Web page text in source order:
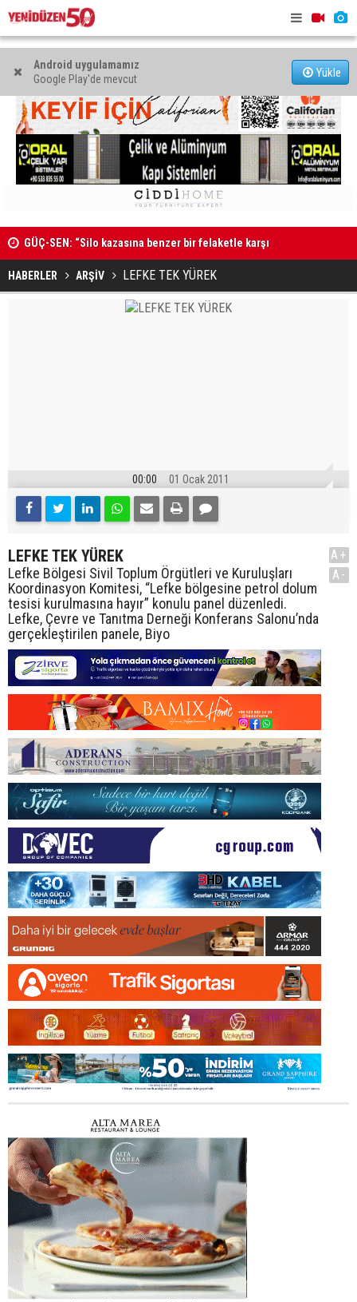
Android uygulamamız
Google Play'de mevcut
Yükle
GÜÇ-SEN: “Silo kazasına benzer bir felaketle karşı
karşıya kalınmaması adına harekete geçtik
HABERLER ARŞİV LEFKE TEK YÜREK
00:00 01 Ocak 2011
LEFKE TEK YÜREK
Lefke Bölgesi Sivil Toplum Örgütleri ve Kuruluşları
Koordinasyon Komitesi, “Lefke bölgesine petrol dolum
tesisi kurulmasına hayır” konulu panel düzenledi.
Lefke, Çevre ve Tanıtma Derneği Konferans Salonu’nda
gerçekleştirilen panele, Biyo
A+
A-